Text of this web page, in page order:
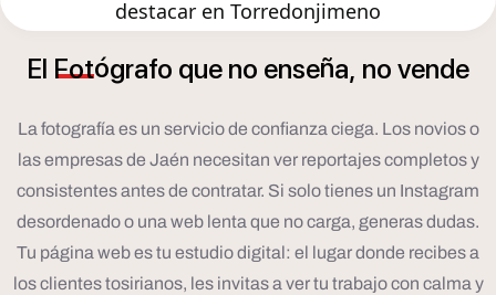
destacar en Torredonjimeno
El Fotógrafo que no enseña, no vende
La fotografía es un servicio de confianza ciega. Los novios o
las empresas de Jaén necesitan ver reportajes completos y
consistentes antes de contratar. Si solo tienes un Instagram
desordenado o una web lenta que no carga, generas dudas.
Tu página web es tu estudio digital: el lugar donde recibes a
los clientes tosirianos, les invitas a ver tu trabajo con calma y